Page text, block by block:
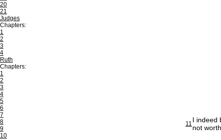
20
21
Judges
Chapters:
1
2
3
4
Ruth
Chapters:
1
2
3
4
5
6
7
8
9
10
11 I indeed
not